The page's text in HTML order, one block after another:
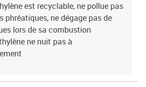
est recyclable, ne pollue pas
phréatiques, ne dégage pas de
lors de sa combustion
ne nuit pas à